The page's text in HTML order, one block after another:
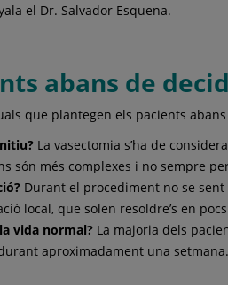
el Dr. Salvador Esquena.
abans de
que plantegen els pacients
La vasectomia s’ha de
són més complexes i no sempre
Durant el procediment no se
local, que solen resoldre’s en
vida normal? La majoria dels
aproximadament una setmana.